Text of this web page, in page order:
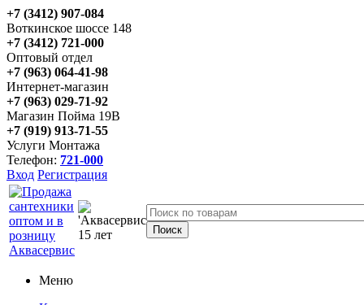
+7 (3412) 907-084
Воткинское шоссе 148
+7 (3412) 721-000
Оптовый отдел
+7 (963) 064-41-98
Интернет-магазин
+7 (963) 029-71-92
Магазин Пойма 19В
+7 (919) 913-71-55
Услуги Монтажа
Телефон: 721-000
Вход Регистрация
Меню